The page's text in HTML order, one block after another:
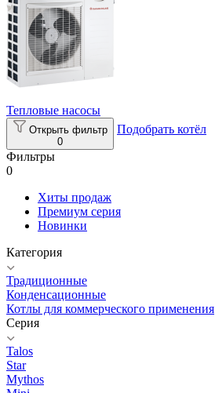
Тепловые насосы
Открыть фильтр
0
Подобрать котёл
Фильтры
0
Хиты продаж
Премиум серия
Новинки
Категория
Традиционные
Конденсационные
Котлы для коммерческого применения
Серия
Talos
Star
Mythos